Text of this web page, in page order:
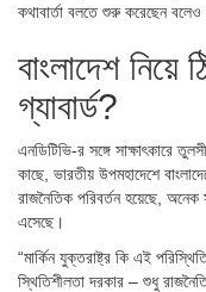
কথাবার্তা বলতে শুরু করেছেন বলেও
বাংলাদেশ নিয়ে
গ্যাবার্ড?
এনডিটিভি-র সঙ্গে সাক্ষাৎকারে
কাছে, ভারতীয় উপমহাদেশে
রাজনৈতিক পরিবর্তন হয়েছে, অনেক
এসেছে।
“মার্কিন যুক্তরাষ্ট্র কি এই
স্থিতিশীলতা দরকার – শুধু